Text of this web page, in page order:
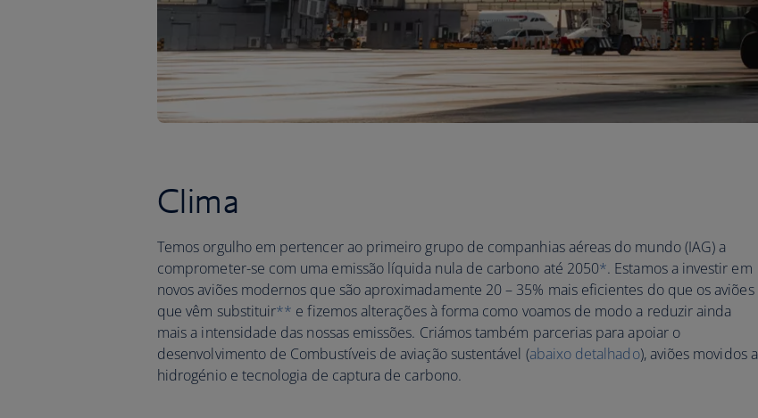
Clima
Temos orgulho em pertencer ao primeiro grupo de companhias aéreas do mundo (IAG) a
comprometer-se com uma emissão líquida nula de carbono até 2050*. Estamos a investir em
novos aviões modernos que são aproximadamente 20 – 35% mais eficientes do que os aviões
que vêm substituir** e fizemos alterações à forma como voamos de modo a reduzir ainda
mais a intensidade das nossas emissões. Criámos também parcerias para apoiar o
desenvolvimento de Combustíveis de aviação sustentável (abaixo detalhado), aviões movidos a
hidrogénio e tecnologia de captura de carbono.